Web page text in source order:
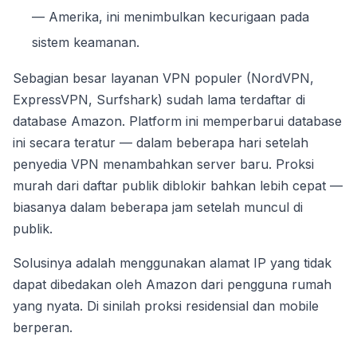
— Amerika, ini menimbulkan kecurigaan pada
sistem keamanan.
Sebagian besar layanan VPN populer (NordVPN,
ExpressVPN, Surfshark) sudah lama terdaftar di
database Amazon. Platform ini memperbarui database
ini secara teratur — dalam beberapa hari setelah
penyedia VPN menambahkan server baru. Proksi
murah dari daftar publik diblokir bahkan lebih cepat —
biasanya dalam beberapa jam setelah muncul di
publik.
Solusinya adalah menggunakan alamat IP yang tidak
dapat dibedakan oleh Amazon dari pengguna rumah
yang nyata. Di sinilah proksi residensial dan mobile
berperan.